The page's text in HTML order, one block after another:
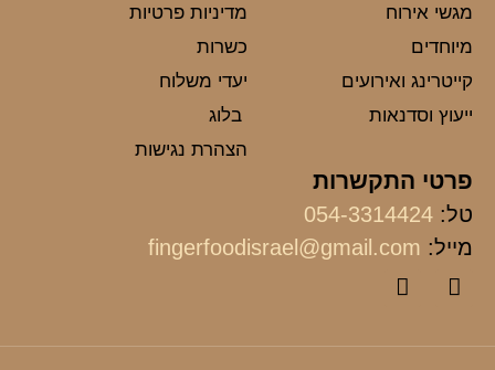
מגשי אירוח
מיוחדים
קייטרינג ואירועים
ייעוץ וסדנאות
מדיניות פרטיות
כשרות
יעדי משלוח
בלוג
הצהרת נגישות
פרטי התקשרות
טל: 054-3314424
מייל: fingerfoodisrael@gmail.com